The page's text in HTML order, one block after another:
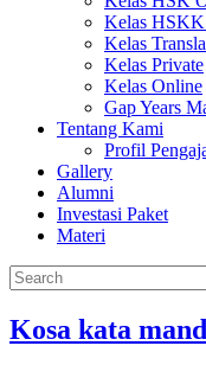
Kelas
Kelas
Kelas Private
Kelas Online
Gap Years
Tentang Kami
Profil
Gallery
Alumni
Investasi Paket
Materi
Kosa kata